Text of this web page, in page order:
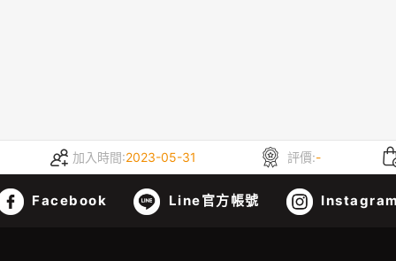
加入時間:2023-05-31 評價:-
Facebook Line官方帳號 Instagram